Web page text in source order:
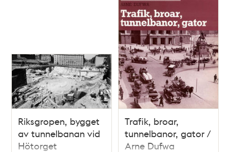
Riksgropen, bygget
av tunnelbanan vid
Hötorget
Trafik, broar,
tunnelbanor, gator /
Arne Dufwa